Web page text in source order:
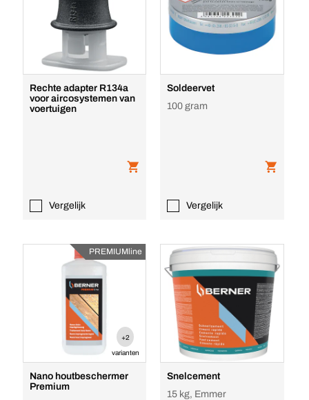
Rechte adapter R134a
voor aircosystemen van
voertuigen
Vergelijk
Soldeervet
100 gram
Vergelijk
PREMIUMline
+2
varianten
Nano houtbeschermer
Premium
Snelcement
15 kg, Emmer